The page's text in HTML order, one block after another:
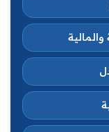
والمالية